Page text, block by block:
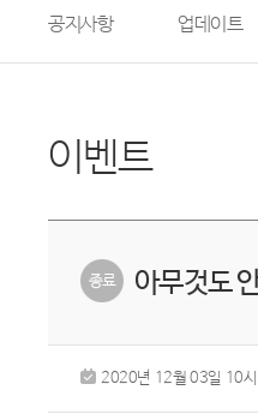
공지사항 업데이트
이벤트
아무것도
2020년 12월 03일 10